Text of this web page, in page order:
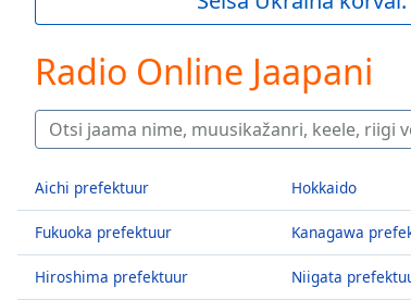
Time0:00
Duration-:-
TypeLIVE
Seek to
live,
currently
behind
Radio Online Jaapani
Aichi prefektuur
Fukuoka prefektuur
Hiroshima prefektuur
Hokkaido
Kanagawa
Niigata